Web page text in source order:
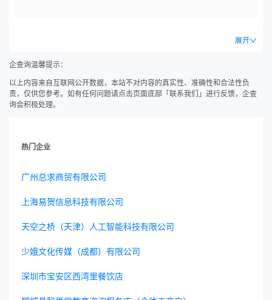
展开
企查询温馨提示：
以上内容来自互联网公开数据，本站不对内容的真实性、准确性和合法性负
责，仅供您参考。如有任何问题请点击页面底部「联系我们」进行反馈，企查
询会积极处理。
热门企业
广州总求商贸有限公司
上海易贺信息科技有限公司
天空之桥（天津）人工智能科技有限公司
少娥文化传媒（成都）有限公司
深圳市宝安区西湾里餐饮店